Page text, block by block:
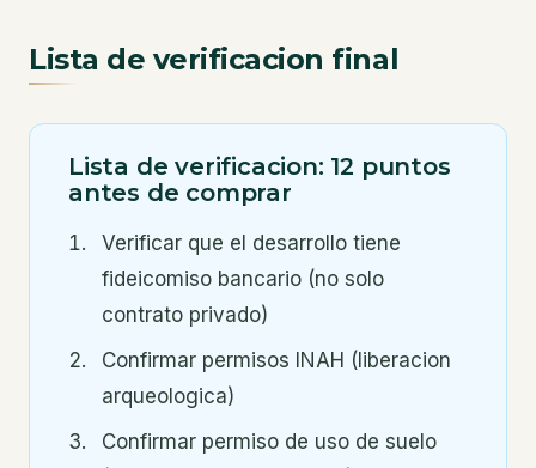
Lista de verificacion final
Lista de verificacion: 12 puntos
antes de comprar
Verificar que el desarrollo tiene
fideicomiso bancario (no solo
contrato privado)
Confirmar permisos INAH (liberacion
arqueologica)
Confirmar permiso de uso de suelo